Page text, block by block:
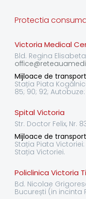
Protectia
Victoria Medical
Bld. Regina
Mijloace de
Stația Piata
85; 90; 92;
Spital Victoria
Str. Doctor Felix, Nr.
Mijloace de
Stația Piata Victoriei:
Stația Victoriei.
Policlinica Victoria
Bd. Nicolae
București (in incinta